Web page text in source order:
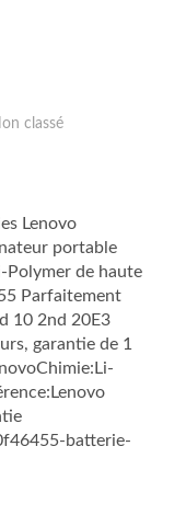
classé
Lenovo
portable
Polymer de haute
Parfaitement
10 2nd 20E3
garantie de 1
batterie-